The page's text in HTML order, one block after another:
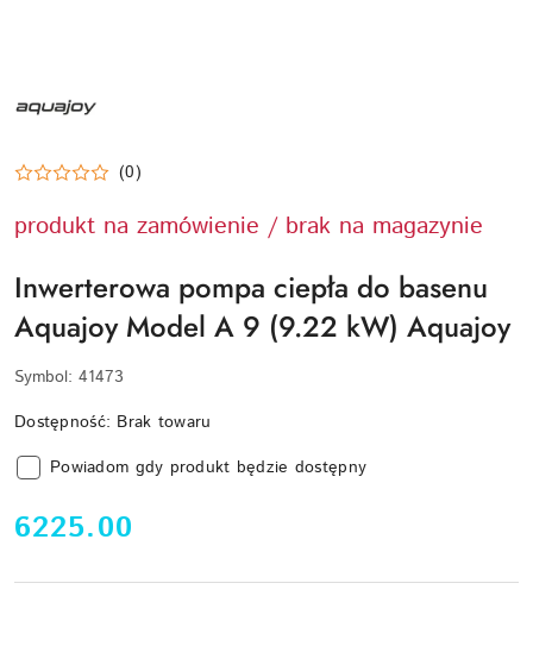
AQUAJOY
(0)
produkt na zamówienie / brak na magazynie
Inwerterowa pompa ciepła do basenu
Aquajoy Model A 9 (9.22 kW) Aquajoy
Symbol: 41473
Dostępność: Brak towaru
Powiadom gdy produkt będzie dostępny
cena:
6225.00